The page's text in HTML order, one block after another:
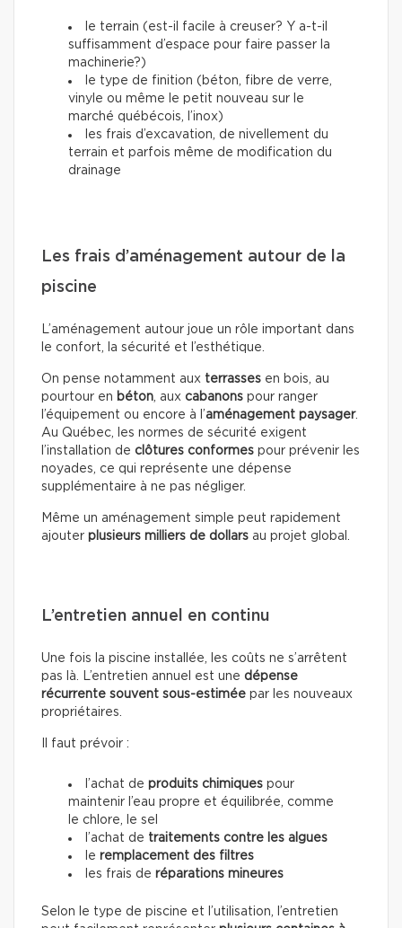
le terrain (est-il facile à creuser? Y a-t-il
suffisamment d’espace pour faire passer la
machinerie?)
le type de finition (béton, fibre de verre,
vinyle ou même le petit nouveau sur le
marché québécois, l’inox)
les frais d’excavation, de nivellement du
terrain et parfois même de modification du
drainage
Les frais d’aménagement autour de la
piscine
L’aménagement autour joue un rôle important dans
le confort, la sécurité et l’esthétique.
On pense notamment aux terrasses en bois, au
pourtour en béton, aux cabanons pour ranger
l’équipement ou encore à l’aménagement paysager.
Au Québec, les normes de sécurité exigent
l’installation de clôtures conformes pour prévenir les
noyades, ce qui représente une dépense
supplémentaire à ne pas négliger.
Même un aménagement simple peut rapidement
ajouter plusieurs milliers de dollars au projet global.
L’entretien annuel en continu
Une fois la piscine installée, les coûts ne s’arrêtent
pas là. L’entretien annuel est une dépense
récurrente souvent sous-estimée par les nouveaux
propriétaires.
Il faut prévoir :
l’achat de produits chimiques pour
maintenir l’eau propre et équilibrée, comme
le chlore, le sel
l’achat de traitements contre les algues
le remplacement des filtres
les frais de réparations mineures
Selon le type de piscine et l’utilisation, l’entretien